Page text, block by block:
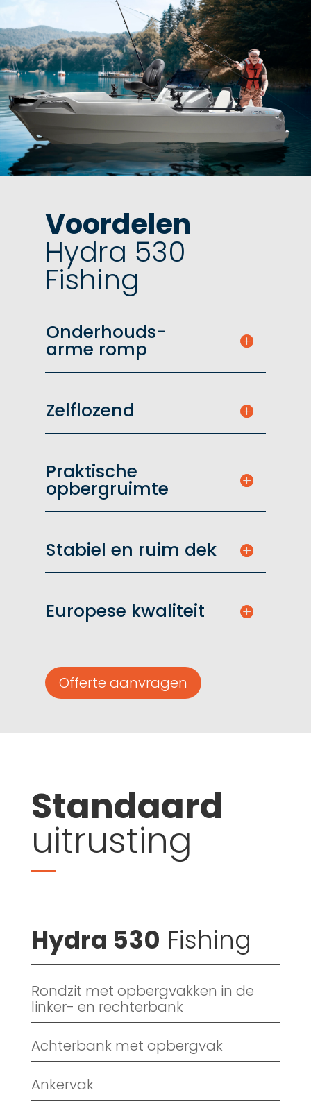
Voordelen
Hydra 530
Fishing
Onderhouds-
arme romp
Zelflozend
Praktische
opbergruimte
Stabiel en ruim dek
Europese kwaliteit
Offerte aanvragen
Standaard
uitrusting
Hydra 530 Fishing
Rondzit met opbergvakken in de
linker- en rechterbank
Achterbank met opbergvak
Ankervak